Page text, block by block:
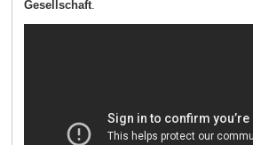
Gesellschaft.